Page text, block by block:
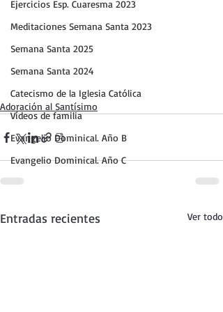
Ejercicios Esp. Cuaresma 2023
Meditaciones Semana Santa 2023
Semana Santa 2025
Semana Santa 2024
Catecismo de la Iglesia Católica
Vídeos de familia
Evangelio Dominical. Año B
Evangelio Dominical. Año C
Adoración al Santísimo
Entradas recientes Ver todo